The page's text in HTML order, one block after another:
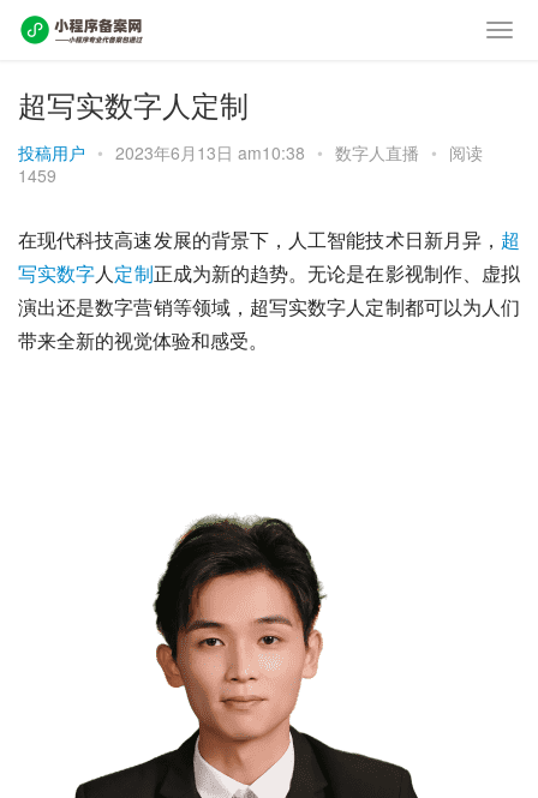
超写实数字人定制
投稿用户 • 2023年6月13日 am10:38 • 数字人直播 • 阅读
1459
在现代科技高速发展的背景下，人工智能技术日新月异， 超
写实数字人定制正成为新的趋势。无论是在影视制作、虚拟
演出还是数字营销等领域，超写实数字人定制都可以为人们
带来全新的视觉体验和感受。